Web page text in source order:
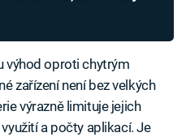
výhod oproti chytrým
zařízení není bez velkých
výrazně limituje jejich
a počty aplikací. Je